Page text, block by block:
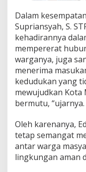
Dalam
Supriansyah, S.
kehadirannya
mempererat
warganya, juga
menerima
kedudukan yang
mewujudkan Kota
bermutu, “ujarnya.
Oleh karenanya,
tetap semangat
antar warga
lingkungan aman